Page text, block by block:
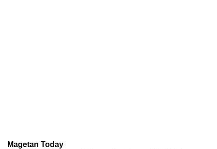
Magetan Today